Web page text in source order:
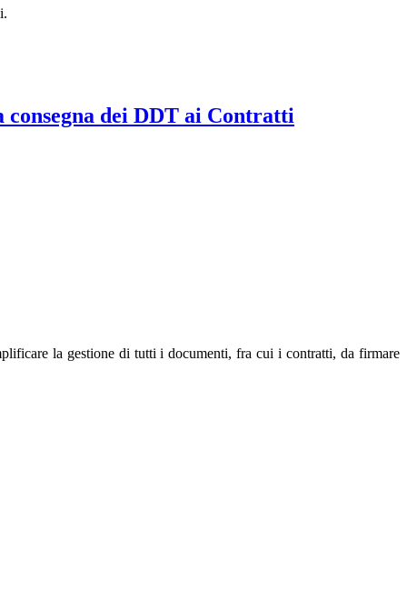
dei DDT ai Contratti
la gestione di tutti i documenti, fra cui i contratti, da firmare